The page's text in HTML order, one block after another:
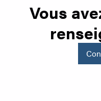
Vous